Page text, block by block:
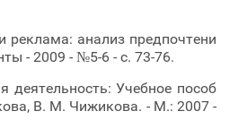
реклама: анализ предпочтени
- 2009 - №5-6 - с. 73-76.
деятельность: Учебное пособ
В. М. Чижикова. - М.: 2007 -